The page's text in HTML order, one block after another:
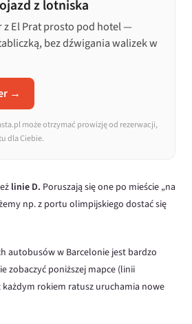
z lotniska
El Prat prosto pod hotel —
bez dźwigania walizek w
→
może otrzymać prowizję od rezerwacji,
dla Ciebie.
linie D. Poruszają się one po mieście „na
np. z portu olimpijskiego dostać się
autobusów w Barcelonie jest bardzo
zobaczyć poniższej mapce (linii
każdym rokiem ratusz uruchamia nowe